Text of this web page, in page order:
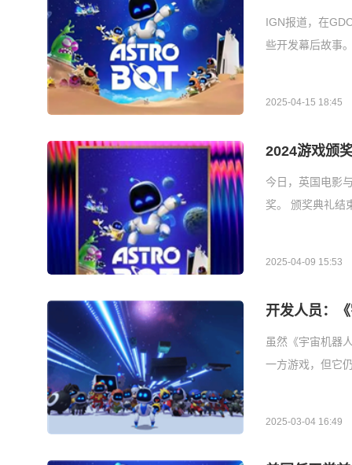
IGN报道，在
些开发幕后故事
2025-04-15 18:45
2024游戏颁
今日，英国电影
奖。 颁奖典礼结
2025-04-09 15:53
开发人员：
虽然《宇宙机器
一方游戏，但它
2025-03-04 16:49